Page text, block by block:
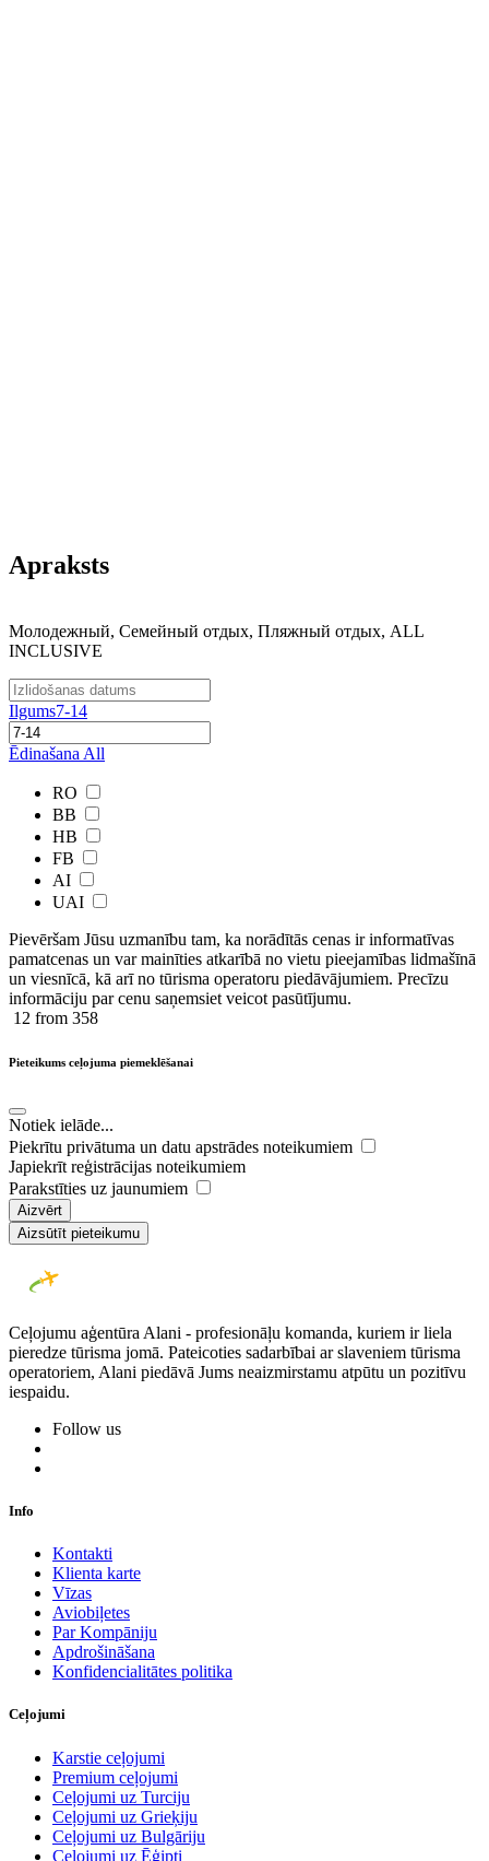
Apraksts
Молодежный, Семейный отдых, Пляжный отдых, ALL
INCLUSIVE
Ilgums7-14
Ēdinašana All
RO
BB
HB
FB
AI
UAI
Pievēršam Jūsu uzmanību tam, ka norādītās cenas ir ​informatīvas ​
pamatcenas un var mainīties atkarībā ​no ​vietu pieejamības lidmašīnā
un viesnīcā, kā arī no tūrisma operatoru piedāvājumiem. Precīzu
informāciju par cenu saņemsiet veicot pasūtījumu.
12 from 358
Pieteikums ceļojuma piemeklēšanai
Notiek ielāde...
Piekrītu privātuma un datu apstrādes noteikumiem
Japiekrīt reģistrācijas noteikumiem
Parakstīties uz jaunumiem
Aizvērt
Aizsūtīt pieteikumu
Ceļojumu aģentūra Alani - profesionāļu komanda, kuriem ir liela
pieredze tūrisma jomā. Pateicoties sadarbībai ar slaveniem tūrisma
operatoriem, Alani piedāvā Jums neaizmirstamu atpūtu un pozitīvu
iespaidu.
Follow us
Info
Kontakti
Klienta karte
Vīzas
Aviobiļetes
Par Kompāniju
Apdrošināšana
Konfidencialitātes politika
Ceļojumi
Karstie ceļojumi
Premium ceļojumi
Ceļojumi uz Turciju
Ceļojumi uz Grieķiju
Ceļojumi uz Bulgāriju
Ceļojumi uz Ēģipti